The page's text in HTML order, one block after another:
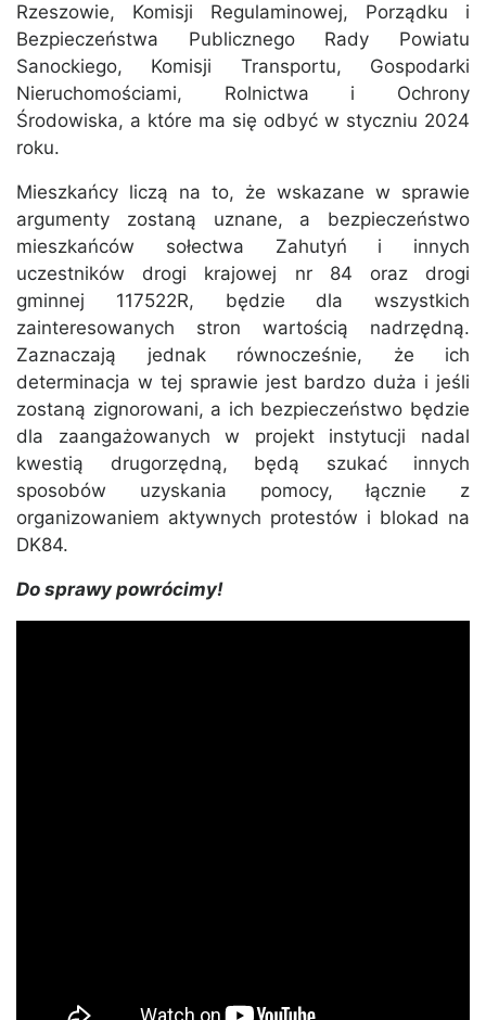
Rzeszowie, Komisji Regulaminowej, Porządku i
Bezpieczeństwa Publicznego Rady Powiatu
Sanockiego, Komisji Transportu, Gospodarki
Nieruchomościami, Rolnictwa i Ochrony
Środowiska, a które ma się odbyć w styczniu 2024
roku.
Mieszkańcy liczą na to, że wskazane w sprawie
argumenty zostaną uznane, a bezpieczeństwo
mieszkańców sołectwa Zahutyń i innych
uczestników drogi krajowej nr 84 oraz drogi
gminnej 117522R, będzie dla wszystkich
zainteresowanych stron wartością nadrzędną.
Zaznaczają jednak równocześnie, że ich
determinacja w tej sprawie jest bardzo duża i jeśli
zostaną zignorowani, a ich bezpieczeństwo będzie
dla zaangażowanych w projekt instytucji nadal
kwestią drugorzędną, będą szukać innych
sposobów uzyskania pomocy, łącznie z
organizowaniem aktywnych protestów i blokad na
DK84.
Do sprawy powrócimy!